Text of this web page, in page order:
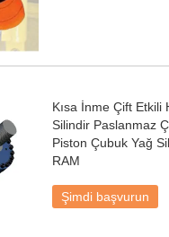
Kısa İnme Çift Etkili
Silindir Paslanmaz
Piston Çubuk Yağ
RAM
Şimdi başvurun